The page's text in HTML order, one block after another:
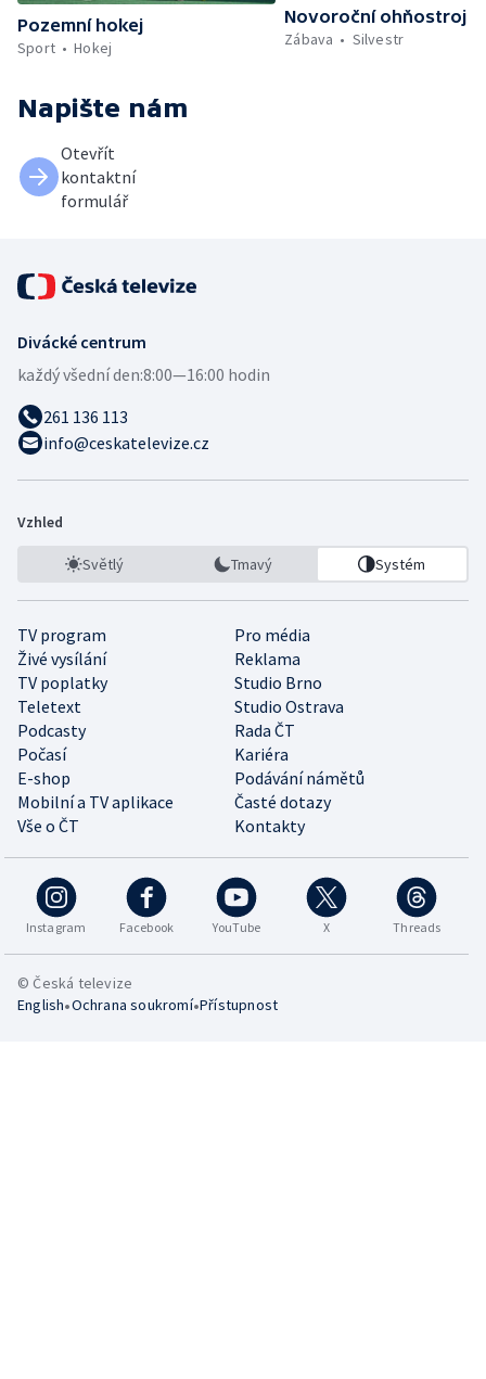
Pozemní hokej
Sport
Hokej
Novoroční ohňostroj
Zábava
Silvestr
Napište nám
Otevřít
kontaktní
formulář
Divácké centrum
každý všední den:8:00—16:00 hodin
261 136 113
info@ceskatelevize.cz
Vzhled
Světlý Tmavý Systém
TV program
Pro média
Živé vysílání
Reklama
TV poplatky
Studio Brno
Teletext
Studio Ostrava
Podcasty
Rada ČT
Počasí
Kariéra
E-shop
Podávání námětů
Mobilní a TV aplikace
Časté dotazy
Vše o ČT
Kontakty
Instagram Facebook YouTube X Threads
© Česká televize
English•Ochrana soukromí•Přístupnost